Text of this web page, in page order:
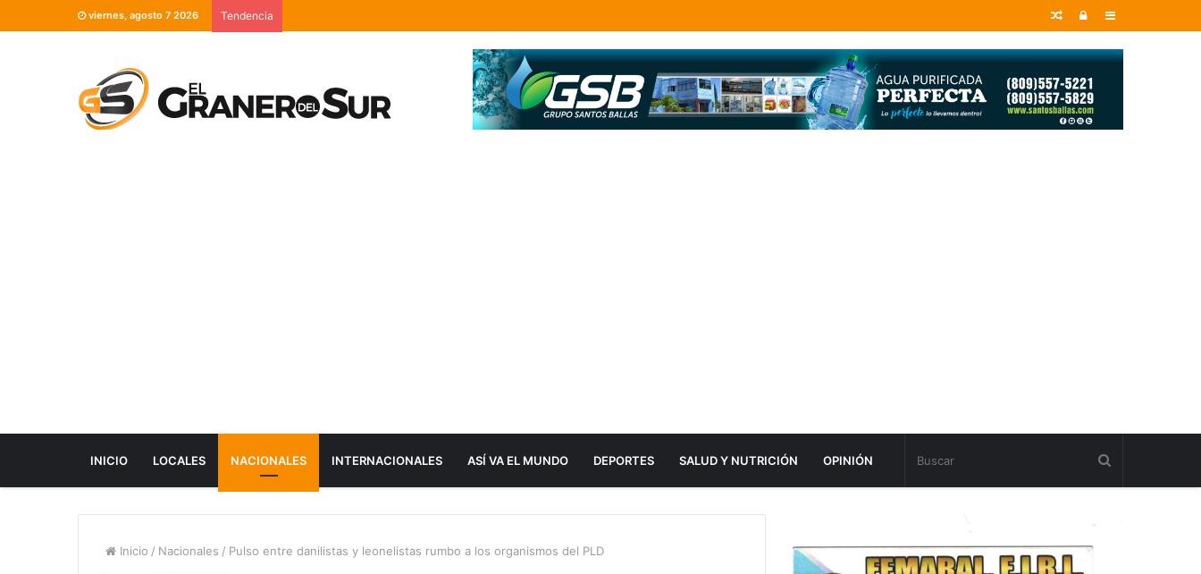
viernes, agosto 7 2026 Tendencia Sidebar
Entrar
Random
INICIO LOCALES NACIONALES INTERNACIONALES ASÍ VA EL MUNDO DEPORTES SALUD Y NUTRICIÓN OPINIÓN
Inicio / Nacionales / Pulso entre danilistas y leonelistas rumbo a los organismos del PLD